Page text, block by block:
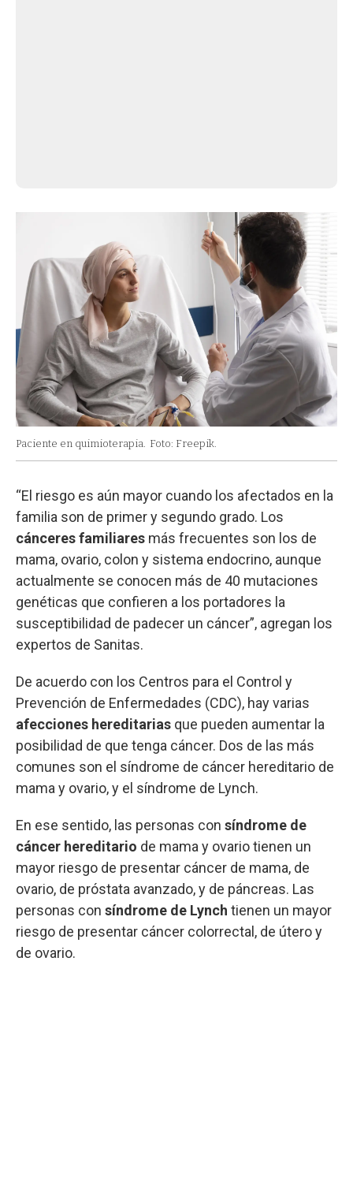
Paciente en quimioterapia. Foto: Freepik.
“El riesgo es aún mayor cuando los afectados en la
familia son de primer y segundo grado. Los
cánceres familiares más frecuentes son los de
mama, ovario, colon y sistema endocrino, aunque
actualmente se conocen más de 40 mutaciones
genéticas que confieren a los portadores la
susceptibilidad de padecer un cáncer”, agregan los
expertos de Sanitas.
De acuerdo con los Centros para el Control y
Prevención de Enfermedades (CDC), hay varias
afecciones hereditarias que pueden aumentar la
posibilidad de que tenga cáncer. Dos de las más
comunes son el síndrome de cáncer hereditario de
mama y ovario, y el síndrome de Lynch.
En ese sentido, las personas con síndrome de
cáncer hereditario de mama y ovario tienen un
mayor riesgo de presentar cáncer de mama, de
ovario, de próstata avanzado, y de páncreas. Las
personas con síndrome de Lynch tienen un mayor
riesgo de presentar cáncer colorrectal, de útero y
de ovario.